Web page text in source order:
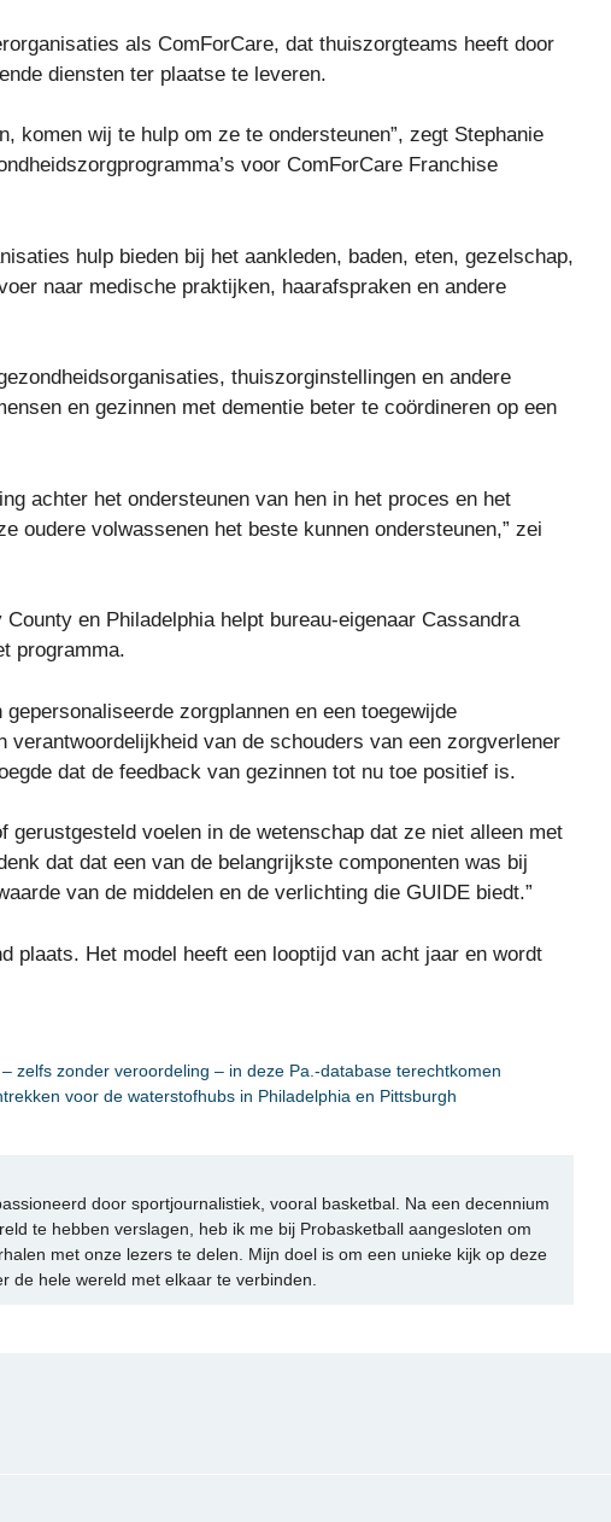
als ComForCare, dat thuiszorgteams heeft door
diensten ter plaatse te leveren.
komen wij te hulp om ze te ondersteunen”, zegt Stephanie
voor ComForCare Franchise
hulp bieden bij het aankleden, baden, eten, gezelschap,
naar medische praktijken, haarafspraken en andere
thuiszorginstellingen en andere
en gezinnen met dementie beter te coördineren op een
achter het ondersteunen van hen in het proces en het
oudere volwassenen het beste kunnen ondersteunen,” zei
en Philadelphia helpt bureau-eigenaar Cassandra
programma.
zorgplannen en een toegewijde
verantwoordelijkheid van de schouders van een zorgverlener
dat de feedback van gezinnen tot nu toe positief is.
gerustgesteld voelen in de wetenschap dat ze niet alleen met
dat dat een van de belangrijkste componenten was bij
van de middelen en de verlichting die GUIDE biedt.”
plaats. Het model heeft een looptijd van acht jaar en wordt
zelfs zonder veroordeling – in deze Pa.-database terechtkomen
voor de waterstofhubs in Philadelphia en Pittsburgh
door sportjournalistiek, vooral basketbal. Na een decennium
te hebben verslagen, heb ik me bij Probasketball aangesloten om
met onze lezers te delen. Mijn doel is om een unieke kijk op deze
de hele wereld met elkaar te verbinden.